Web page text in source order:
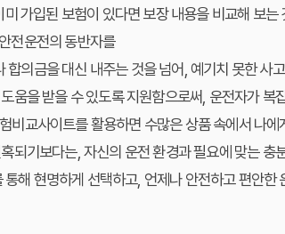
가입된 보험이 있다면 보장 내용을 비교해 보는
전운전의 동반자를
합의금을 대신 내주는 것을 넘어, 예기치 못한 사
움을 받을 수 있도록 지원함으로써, 운전자가 복
비교사이트를 활용하면 수많은 상품 속에서 나
되기보다는, 자신의 운전 환경과 필요에 맞는 충
해 현명하게 선택하고, 언제나 안전하고 편안